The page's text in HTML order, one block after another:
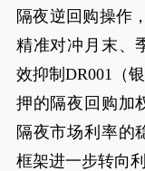
隔夜逆回购操作
精准对冲月末、
效抑制DR001（
押的隔夜回购加
隔夜市场利率的
框架进一步转向